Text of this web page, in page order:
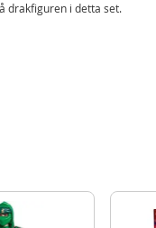
drakfiguren i detta set.
draken har rörliga